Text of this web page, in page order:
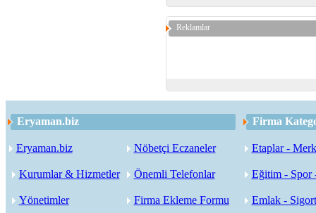
Reklamlar
Eryaman.biz Firma
Eryaman.biz Nöbetçi Eczaneler Etaplar -
Kurumlar & Hizmetler Önemli Telefonlar Eğitim - Spor
Yönetimler Firma Ekleme Formu Emlak -